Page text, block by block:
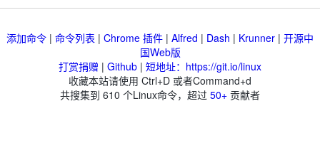
添加命令 | 命令列表 | Chrome 插件 | Alfred | Dash | Krunner | 开源中
国Web版
打赏捐赠 | Github | 短地址：https://git.io/linux
收藏本站请使用 Ctrl+D 或者Command+d
共搜集到 610 个Linux命令，超过 50+ 贡献者